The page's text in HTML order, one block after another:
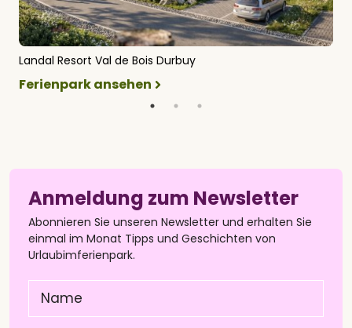
Landal Resort Val de Bois Durbuy
Ferienpark ansehen
Anmeldung zum Newsletter
Abonnieren Sie unseren Newsletter und erhalten Sie
einmal im Monat Tipps und Geschichten von
Urlaubimferienpark.
Name